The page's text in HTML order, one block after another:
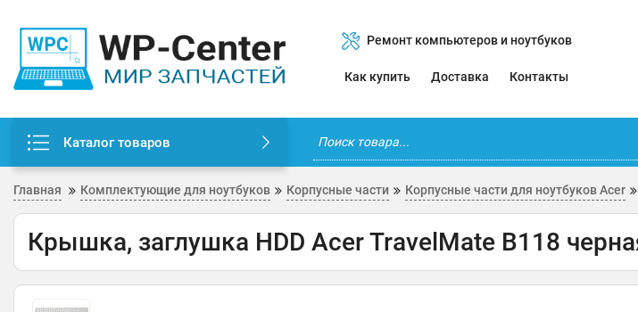
Ремонт компьютеров и ноутбуков
Как купить Доставка Контакты
Каталог товаров
Главная Комплектующие для ноутбуков Корпусные части Корпусные части для ноутбуков Acer
Крышка, заглушка HDD Acer TravelMate B118